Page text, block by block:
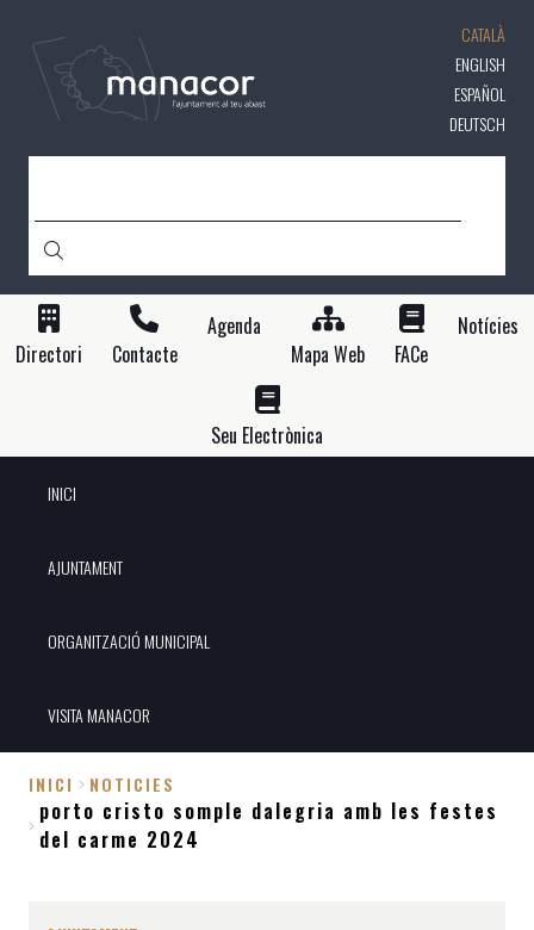
contingut
CATALÀ
ENGLISH
ESPAÑOL
DEUTSCH
Directori Contacte
Agenda
Mapa Web
FACe
Notícies
Seu Electrònica
INICI
AJUNTAMENT
ORGANITZACIÓ MUNICIPAL
VISITA MANACOR
Fil
d'Ariadna
INICI NOTICIES
porto cristo somple dalegria amb les festes
del carme 2024